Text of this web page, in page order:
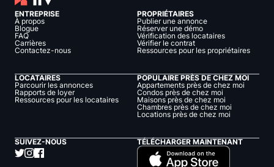
ENTREPRISE
À propos
Blogue
FAQ
Carrières
Contactez-nous
PROPRIÉTAIRES
Publier une annonce
Réserver une démo
Vérification des locataires
Vérifier le contrat
Ressources pour les propriétaires
LOCATAIRES
Parcourir les annonces
Rapports de loyer
Ressources pour les locataires
POPULAIRE PRÈS DE CHEZ MOI
Appartements près de chez moi
Condos près de chez moi
Maisons près de chez moi
Chambres près de chez moi
Locations près de chez moi
SUIVEZ-NOUS TÉLÉCHARGER MAINTENANT